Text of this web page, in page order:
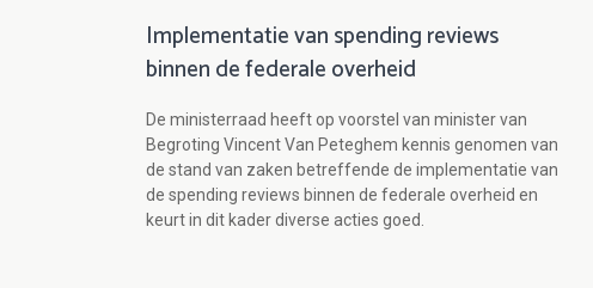
Implementatie van spending reviews
binnen de federale overheid
De ministerraad heeft op voorstel van minister van
Begroting Vincent Van Peteghem kennis genomen van
de stand van zaken betreffende de implementatie van
de spending reviews binnen de federale overheid en
keurt in dit kader diverse acties goed.